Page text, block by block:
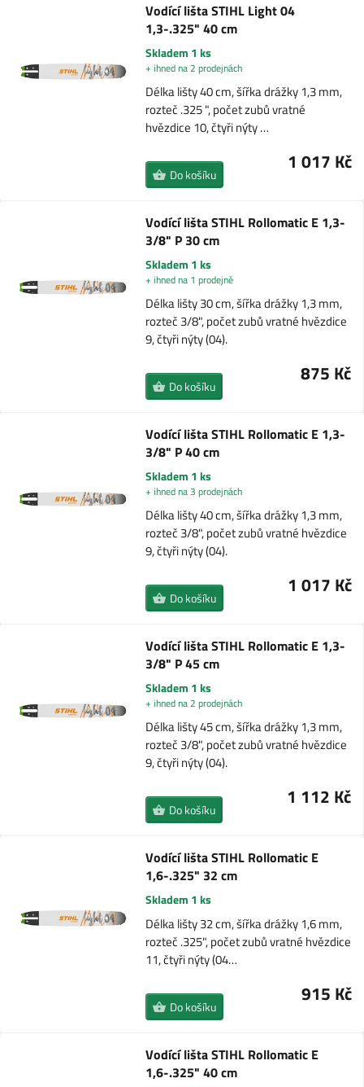
Vodící lišta STIHL Light 04
1,3-.325" 40 cm
Skladem 1 ks
+ ihned na 2 prodejnách
Délka lišty 40 cm, šířka drážky 1,3 mm,
rozteč .325 ", počet zubů vratné
hvězdice 10, čtyři nýty …
1 017 Kč
Do košíku
Vodící lišta STIHL Rollomatic E 1,3-
3/8" P 30 cm
Skladem 1 ks
+ ihned na 1 prodejně
Délka lišty 30 cm, šířka drážky 1,3 mm,
rozteč 3/8", počet zubů vratné hvězdice
9, čtyři nýty (04).
875 Kč
Do košíku
Vodící lišta STIHL Rollomatic E 1,3-
3/8" P 40 cm
Skladem 1 ks
+ ihned na 3 prodejnách
Délka lišty 40 cm, šířka drážky 1,3 mm,
rozteč 3/8", počet zubů vratné hvězdice
9, čtyři nýty (04).
1 017 Kč
Do košíku
Vodící lišta STIHL Rollomatic E 1,3-
3/8" P 45 cm
Skladem 1 ks
+ ihned na 2 prodejnách
Délka lišty 45 cm, šířka drážky 1,3 mm,
rozteč 3/8", počet zubů vratné hvězdice
9, čtyři nýty (04).
1 112 Kč
Do košíku
Vodící lišta STIHL Rollomatic E
1,6-.325" 32 cm
Skladem 1 ks
Délka lišty 32 cm, šířka drážky 1,6 mm,
rozteč .325", počet zubů vratné hvězdice
11, čtyři nýty (04…
915 Kč
Do košíku
Vodící lišta STIHL Rollomatic E
1,6-.325" 40 cm